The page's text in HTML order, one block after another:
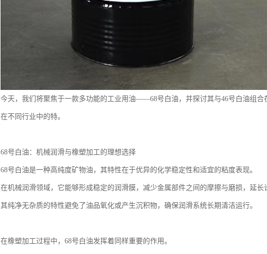
今天，我们将聚焦于一款多功能的工业用油——68号白油，并探讨其与46号白油组
在不同行业中的特。
68号白油：机械润滑与橡塑加工的理想选择
68号白油是一种高纯度矿物油，其特性在于优异的化学稳定性和适宜的粘度表现。
在机械润滑领域，它能够形成稳定的润滑膜，减少金属部件之间的摩擦与磨损，延长
其纯净无杂质的特性避免了油品氧化或产生沉积物，确保润滑系统长期清洁运行。
在橡塑加工过程中，68号白油发挥着同样重要的作用。